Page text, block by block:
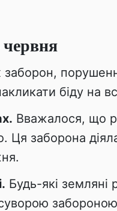
біду на
Вважалося, що
Ця заборона
Будь-які